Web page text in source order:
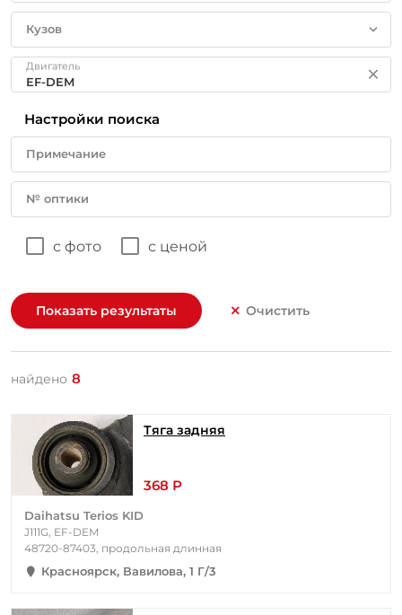
Кузов
Двигатель
Настройки поиска
Примечание
№ оптики
с фото с ценой
Показать результаты Очистить
найдено 8
Тяга задняя
368 Р
Daihatsu Terios KID
J111G, EF-DEM
48720-87403, продольная длинная
Красноярск, Вавилова, 1 Г/3